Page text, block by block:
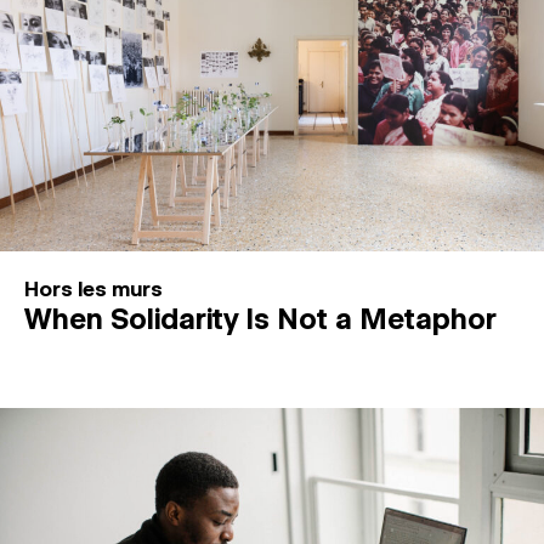
Hors les murs
When Solidarity Is Not a Metaphor